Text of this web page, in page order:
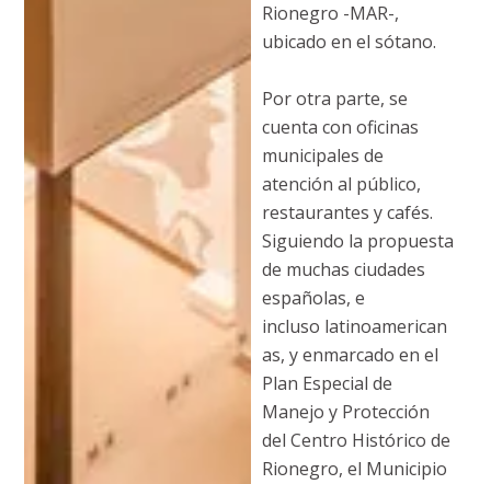
Rionegro -MAR-,
ubicado en el sótano.
Por otra parte, se
cuenta con oficinas
municipales de
atención al público,
restaurantes y cafés.
Siguiendo la propuesta
de muchas ciudades
españolas, e
incluso latinoamerican
as, y enmarcado en el
Plan Especial de
Manejo y Protección
del Centro Histórico de
Rionegro, el Municipio